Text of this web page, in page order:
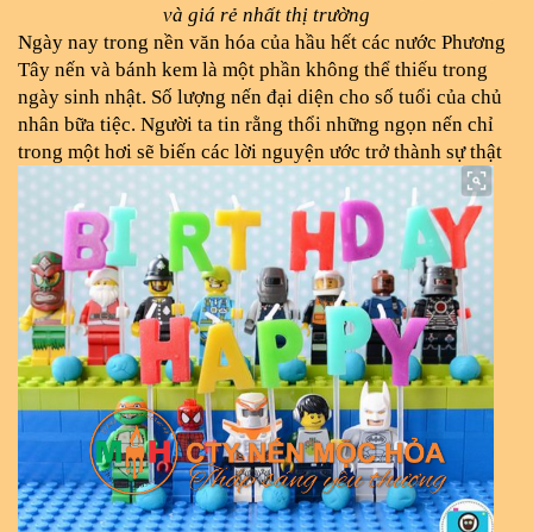
và giá rẻ nhất thị trường
Ngày nay trong nền văn hóa của hầu hết các nước Phương
Tây nến và bánh kem là một phần không thể thiếu trong
ngày sinh nhật. Số lượng nến đại diện cho số tuổi của chủ
nhân bữa tiệc. Người ta tin rằng thổi những ngọn nến chỉ
trong một hơi sẽ biến các lời nguyện ước trở thành sự thật